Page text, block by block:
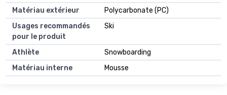
Matériau extérieur
Polycarbonate (PC)
Usages recommandés
pour le produit
Ski
Athlète
Snowboarding
Matériau interne
Mousse